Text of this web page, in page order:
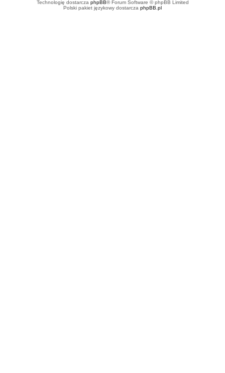
Technologię dostarcza phpBB® Forum Software © phpBB Limited
Polski pakiet językowy dostarcza phpBB.pl